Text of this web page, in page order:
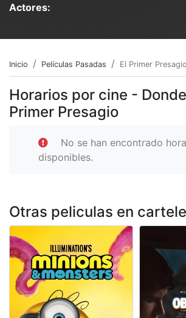
Actores:
Inicio Películas Pasadas El Primer Presagio
Horarios por cine -
Primer Presagio
No se han encontrado
disponibles.
Otras peliculas en